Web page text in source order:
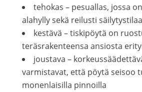
tehokas – pesuallas, jossa
alahylly sekä reilusti säilytystilaa
kestävä – tiskipöytä on
teräsrakenteensa ansiosta
joustava –
varmistavat, että pöytä seisoo
monenlaisilla pinnoilla